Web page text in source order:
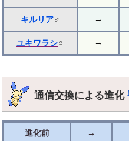
キルリア♂ →
ユキワラシ♀ →
通信交換による進化
進化前 →